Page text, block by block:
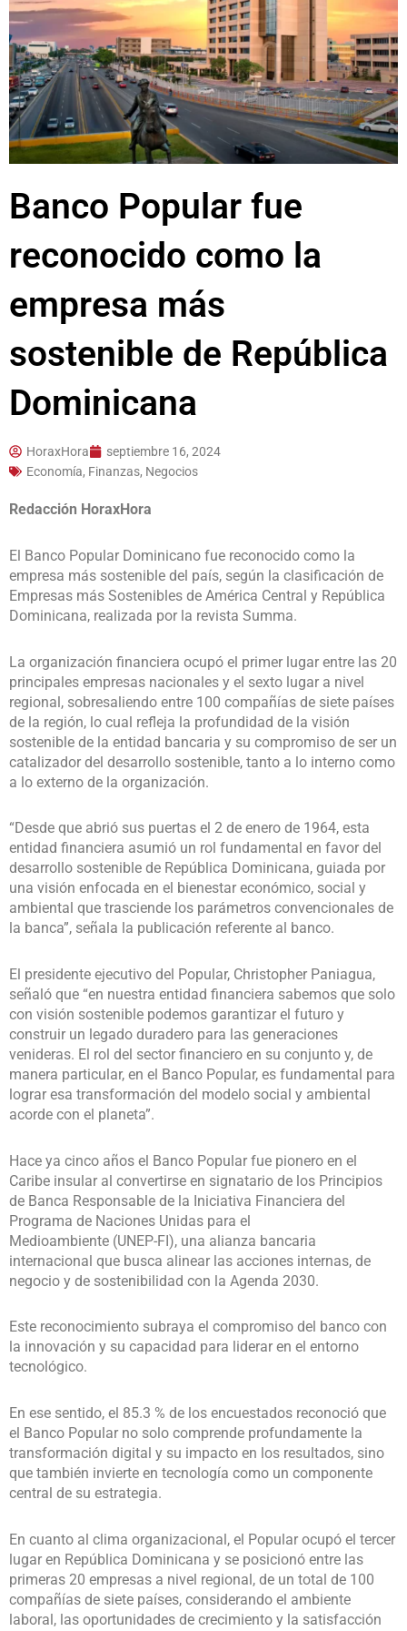
Banco Popular fue
reconocido como la
empresa más
sostenible de República
Dominicana
HoraxHora
septiembre 16, 2024
Economía, Finanzas, Negocios
Redacción HoraxHora
El Banco Popular Dominicano fue reconocido como la
empresa más sostenible del país, según la clasificación de
Empresas más Sostenibles de América Central y República
Dominicana, realizada por la revista Summa.
La organización financiera ocupó el primer lugar entre las 20
principales empresas nacionales y el sexto lugar a nivel
regional, sobresaliendo entre 100 compañías de siete países
de la región, lo cual refleja la profundidad de la visión
sostenible de la entidad bancaria y su compromiso de ser un
catalizador del desarrollo sostenible, tanto a lo interno como
a lo externo de la organización.
“Desde que abrió sus puertas el 2 de enero de 1964, esta
entidad financiera asumió un rol fundamental en favor del
desarrollo sostenible de República Dominicana, guiada por
una visión enfocada en el bienestar económico, social y
ambiental que trasciende los parámetros convencionales de
la banca”, señala la publicación referente al banco.
El presidente ejecutivo del Popular, Christopher Paniagua,
señaló que “en nuestra entidad financiera sabemos que solo
con visión sostenible podemos garantizar el futuro y
construir un legado duradero para las generaciones
venideras. El rol del sector financiero en su conjunto y, de
manera particular, en el Banco Popular, es fundamental para
lograr esa transformación del modelo social y ambiental
acorde con el planeta”.
Hace ya cinco años el Banco Popular fue pionero en el
Caribe insular al convertirse en signatario de los Principios
de Banca Responsable de la Iniciativa Financiera del
Programa de Naciones Unidas para el
Medioambiente (UNEP-FI), una alianza bancaria
internacional que busca alinear las acciones internas, de
negocio y de sostenibilidad con la Agenda 2030.
Este reconocimiento subraya el compromiso del banco con
la innovación y su capacidad para liderar en el entorno
tecnológico.
En ese sentido, el 85.3 % de los encuestados reconoció que
el Banco Popular no solo comprende profundamente la
transformación digital y su impacto en los resultados, sino
que también invierte en tecnología como un componente
central de su estrategia.
En cuanto al clima organizacional, el Popular ocupó el tercer
lugar en República Dominicana y se posicionó entre las
primeras 20 empresas a nivel regional, de un total de 100
compañías de siete países, considerando el ambiente
laboral, las oportunidades de crecimiento y la satisfacción